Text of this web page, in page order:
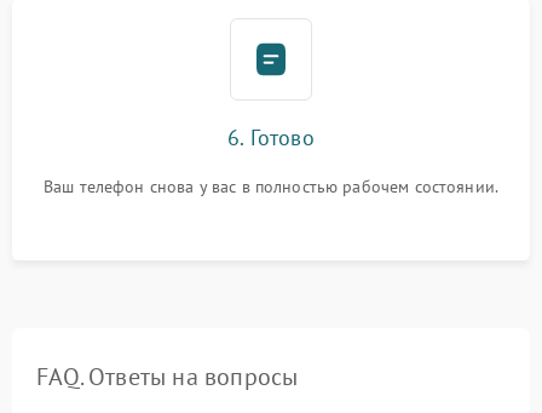
6. Готово
Ваш телефон снова у вас в полностью рабочем состоянии.
FAQ. Ответы на вопросы